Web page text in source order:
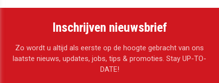
Inschrijven nieuwsbrief
Zo wordt u altijd als eerste op de hoogte gebracht van ons
laatste nieuws, updates, jobs, tips & promoties. Stay UP-TO-
DATE!